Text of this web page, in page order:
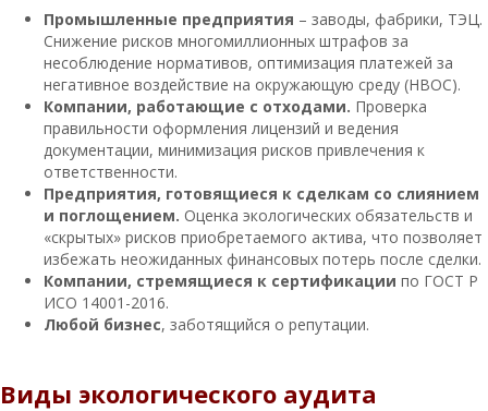
Промышленные предприятия – заводы, фабрики, ТЭЦ.
Снижение рисков многомиллионных штрафов за
несоблюдение нормативов, оптимизация платежей за
негативное воздействие на окружающую среду (НВОС).
Компании, работающие с отходами. Проверка
правильности оформления лицензий и ведения
документации, минимизация рисков привлечения к
ответственности.
Предприятия, готовящиеся к сделкам со слиянием
и поглощением. Оценка экологических обязательств и
«скрытых» рисков приобретаемого актива, что позволяет
избежать неожиданных финансовых потерь после сделки.
Компании, стремящиеся к сертификации по ГОСТ Р
ИСО 14001-2016.
Любой бизнес, заботящийся о репутации.
Виды экологического аудита